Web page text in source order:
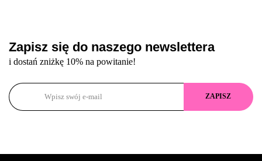
Zapisz się do naszego newslettera
i dostań zniżkę 10% na powitanie!